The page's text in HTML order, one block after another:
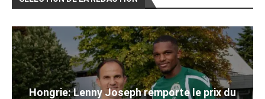
Hongrie: Lenny Joseph remporte le prix du